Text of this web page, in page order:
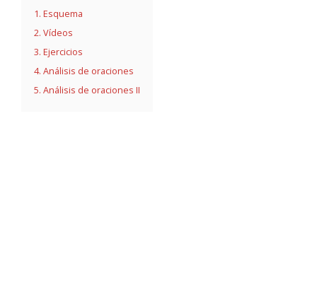
1. Esquema
2. Vídeos
3. Ejercicios
4. Análisis de oraciones
5. Análisis de oraciones II